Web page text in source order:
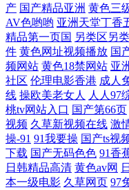
日韩亚州国产高 亚洲午夜激
夜国产免费大 avtt久久天堂
一区 国外精品 日韩色情AV
日本人操日本人 在线日韩制
产高清在线观看 欧美曰韩综
放 全球华人原创 在线电视
产 国产精品亚洲 黄色三
AV色哟哟 亚洲天堂丁香
精品第一页国 另类区另
件 黄色网址视频播放 国
频网站 黄色18禁网站 亚
社区 伦理电影香港 成人
线 操欧美老女人 人人97
桃tv网站入口 国产第66页
视频 久草新视频在线 激
操-91 91我要操 国产ts视
下载 国产无码色色 91香
日韩精品高清 黄色av网
本一级电影 久草网页 97